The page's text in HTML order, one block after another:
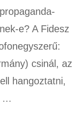
e? A Fidesz
csinál, az
hangoztatni,
…